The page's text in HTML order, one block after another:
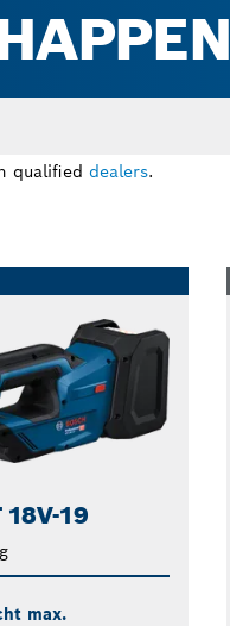
qualified dealers.
18V-19
max.